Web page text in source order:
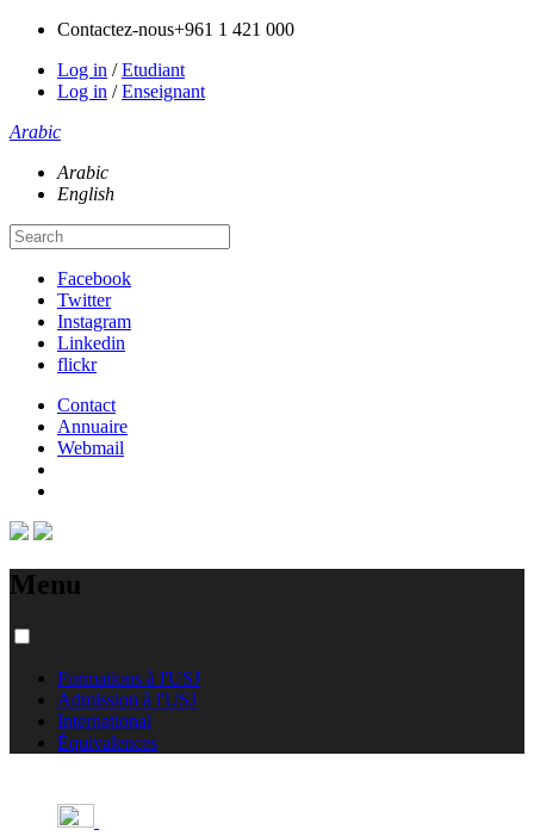
Contactez-nous+961 1 421 000
Log in /Etudiant
Log in /Enseignant
Arabic
Arabic
English
Facebook
Twitter
Instagram
Linkedin
flickr
Contact
Annuaire
Webmail
Menu
Formations à l'USJ
Admission à l'USJ
International
Équivalences